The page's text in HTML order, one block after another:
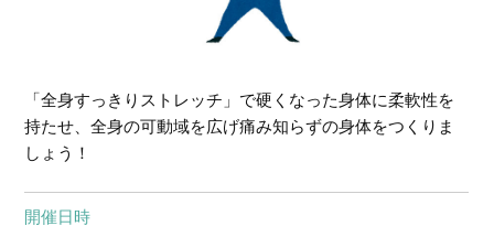
「全身すっきりストレッチ」で硬くなった身体に柔軟性を
持たせ、全身の可動域を広げ痛み知らずの身体をつくりま
しょう！
開催日時